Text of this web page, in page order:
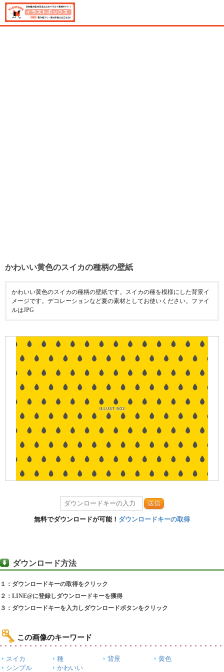
かわいい黄色のスイカの種柄の壁紙
かわいい黄色のスイカの種柄の壁紙です。スイカの種を模様にした背景イ
メージです。デコレーションなど夏の素材としてお使いください。ファイ
ルはJPG
送信
無料でダウンロードが可能！ ダウンロードキーの取得
ダウンロード方法
１：ダウンロードキーの取得をクリック
２：LINE@に登録しダウンロードキーを獲得
３：ダウンロードキーを入力しダウンロードボタンをクリック
この画像のキーワード
スイカ 種 背景
黄色
シンプル
かわいい